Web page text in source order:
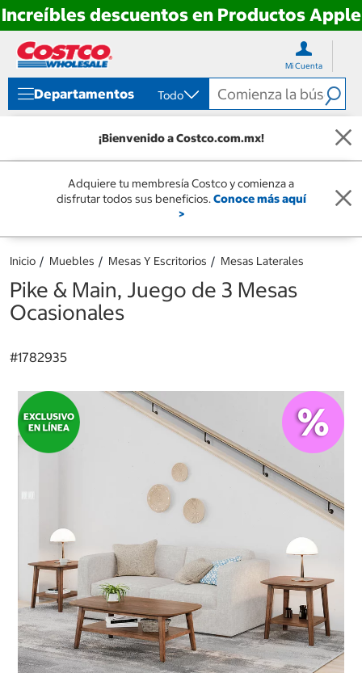
Increíbles descuentos en Productos Apple
directo
contenido
directo
menú
navegación
Mi Cuenta
Departamentos Todo
¡Bienvenido a Costco.com.mx!
Adquiere tu membresía Costco y comienza a
disfrutar todos sus beneficios.Conoce más aquí
>
Inicio Muebles Mesas Y Escritorios Mesas Laterales
Pike & Main, Juego de 3 Mesas
Ocasionales
#1782935